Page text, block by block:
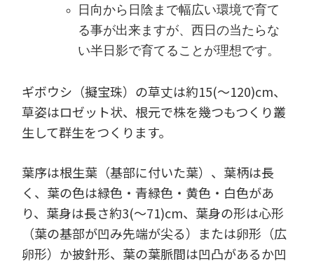
日向から日陰まで幅広い環境で育て
る事が出来ますが、西日の当たらな
い半日影で育てることが理想です。
ギボウシ（擬宝珠）の草丈は約15(～120)cm、
草姿はロゼット状、根元で株を幾つもつくり叢
生して群生をつくります。
葉序は根生葉（基部に付いた葉）、葉柄は長
く、葉の色は緑色・青緑色・黄色・白色があ
り、葉身は長さ約3(～71)cm、葉身の形は心形
（葉の基部が凹み先端が尖る）または卵形（広
卵形）か披針形、葉の葉脈間は凹凸があるか凹